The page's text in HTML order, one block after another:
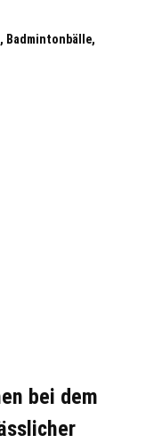
Badmintonbälle,
bei dem